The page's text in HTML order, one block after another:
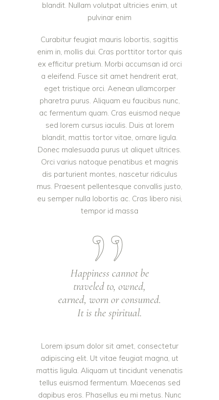
blandit. Nullam volutpat ultricies enim, ut
pulvinar enim
Curabitur feugiat mauris lobortis, sagittis
enim in, mollis dui. Cras porttitor tortor quis
ex efficitur pretium. Morbi accumsan id orci
a eleifend. Fusce sit amet hendrerit erat,
eget tristique orci. Aenean ullamcorper
pharetra purus. Aliquam eu faucibus nunc,
ac fermentum quam. Cras euismod neque
sed lorem cursus iaculis. Duis at lorem
blandit, mattis tortor vitae, ornare ligula.
Donec malesuada purus ut aliquet ultrices.
Orci varius natoque penatibus et magnis
dis parturient montes, nascetur ridiculus
mus. Praesent pellentesque convallis justo,
eu semper nulla lobortis ac. Cras libero nisi,
tempor id massa
Happiness cannot be
traveled to, owned,
earned, worn or consumed.
It is the spiritual.
Lorem ipsum dolor sit amet, consectetur
adipiscing elit. Ut vitae feugiat magna, ut
mattis ligula. Aliquam ut tincidunt venenatis
tellus euismod fermentum. Maecenas sed
dapibus eros. Phasellus eu mi metus. Nunc